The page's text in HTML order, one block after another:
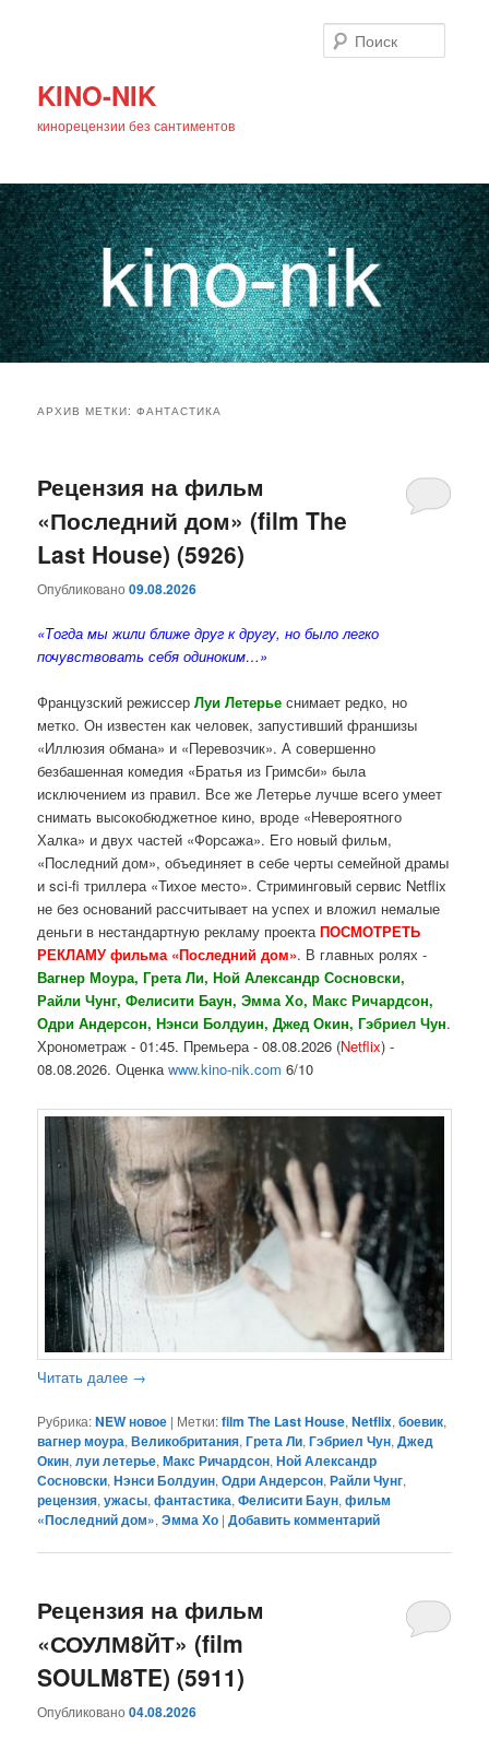
KINO-NIK
кинорецензии без сантиментов
основному
содержимому
дополнительному
содержимому
АРХИВ МЕТКИ:ФАНТАСТИКА
Рецензия на фильм
«Последний дом» (film The
Last House) (5926)
Опубликовано09.08.2026
«Тогда мы жили ближе друг к другу, но было легко
почувствовать себя одиноким…»
Французский режиссерЛуи Летерье снимает редко, но
метко. Он известен как человек, запустивший франшизы
«Иллюзия обмана» и «Перевозчик». А совершенно
безбашенная комедия «Братья из Гримсби» была
исключением из правил. Все же Летерье лучше всего умеет
снимать высокобюджетное кино, вроде «Невероятного
Халка» и двух частей «Форсажа». Его новый фильм,
«Последний дом», объединяет в себе черты семейной драмы
и sci-fi триллера «Тихое место». Стриминговый сервис Netflix
не без оснований рассчитывает на успех и вложил немалые
деньги в нестандартную рекламу проектаПОСМОТРЕТЬ
РЕКЛАМУ фильма «Последний дом». В главных ролях -
Вагнер Моура, Грета Ли, Ной Александр Сосновски,
Райли Чунг, Фелисити Баун, Эмма Хо, Макс Ричардсон,
Одри Андерсон, Нэнси Болдуин, Джед Окин, Гэбриел Чун.
Хронометраж - 01:45. Премьера - 08.08.2026 (Netflix) -
08.08.2026. Оценкаwww.kino-nik.com 6/10
Читать далее →
Рубрика:NEW новое | Метки:film The Last House,Netflix,боевик,
вагнер моура,Великобритания,Грета Ли,Гэбриел Чун,Джед
Окин,луи летерье,Макс Ричардсон,Ной Александр
Сосновски,Нэнси Болдуин,Одри Андерсон,Райли Чунг,
рецензия,ужасы,фантастика,Фелисити Баун,фильм
«Последний дом»,Эмма Хо |Добавить комментарий
Рецензия на фильм
«СОУЛМ8ЙТ» (film
SOULM8TE) (5911)
Опубликовано04.08.2026